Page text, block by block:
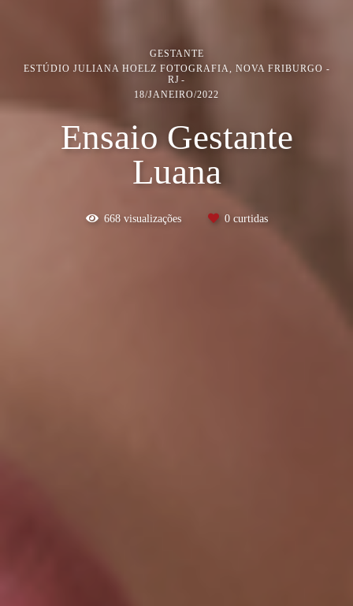
GESTANTE
ESTÚDIO JULIANA HOELZ FOTOGRAFIA, NOVA FRIBURGO -
RJ
18/JANEIRO/2022
Ensaio Gestante
Luana
668visualizações 0curtidas